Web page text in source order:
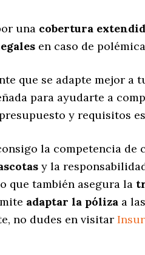
una cobertura
en caso de
que se adapte mejor a
para ayudarte a
y requisitos
la competencia de
y la
que también asegura la
adaptar la póliza a
no dudes en visitar